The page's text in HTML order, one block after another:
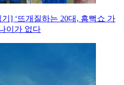
] ‘뜨개질하는 20대, 흠뻑쇼 가
이가 없다